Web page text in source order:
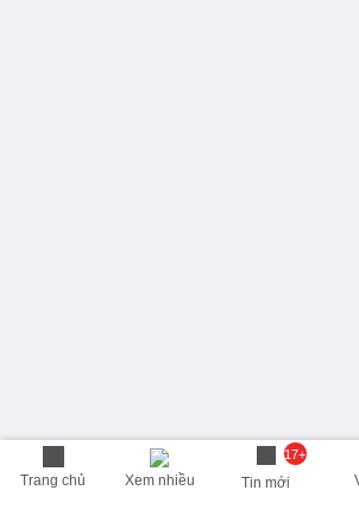
Trang chủ Xem nhiều
17+
Tin mới